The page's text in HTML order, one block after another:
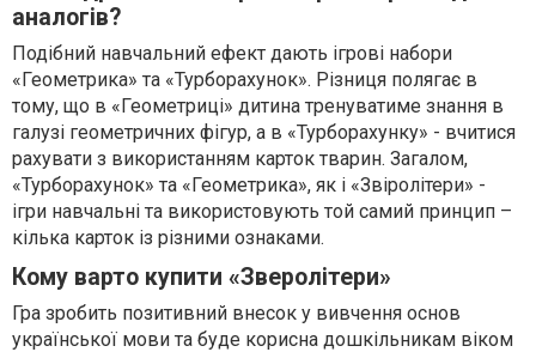
аналогів?
Подібний навчальний ефект дають ігрові набори
«Геометрика» та «Турборахунок». Різниця полягає в
тому, що в «Геометриці» дитина тренуватиме знання в
галузі геометричних фігур, а в «Турборахунку» - вчитися
рахувати з використанням карток тварин. Загалом,
«Турборахунок» та «Геометрика», як і «Звіролітери» -
ігри навчальні та використовують той самий принцип –
кілька карток із різними ознаками.
Кому варто купити «Зверолітери»
Гра зробить позитивний внесок у вивчення основ
української мови та буде корисна дошкільникам віком